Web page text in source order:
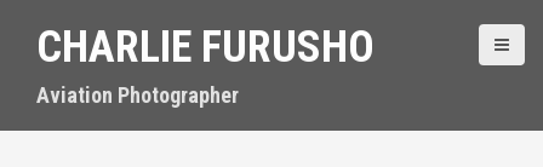
CHARLIE FURUSHO
Aviation Photographer